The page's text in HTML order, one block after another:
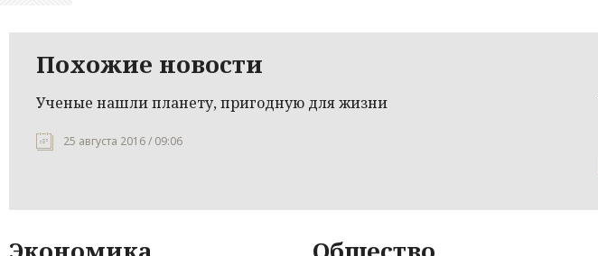
Похожие новости
Ученые нашли планету, пригодную для жизни
25 августа 2016 / 09:06